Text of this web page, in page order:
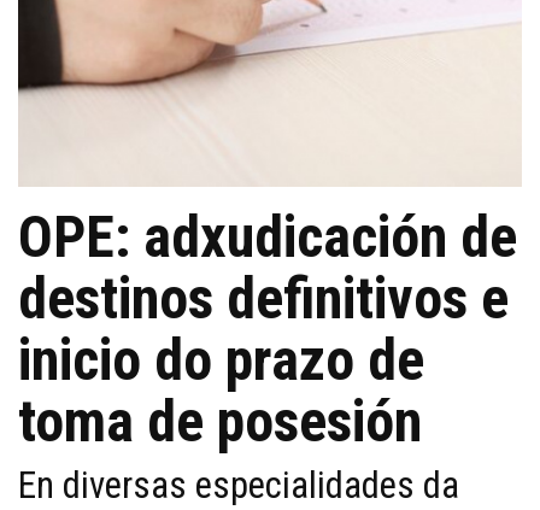
OPE: adxudicación de
destinos definitivos e
inicio do prazo de
toma de posesión
En diversas especialidades da